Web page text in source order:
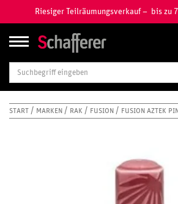
Riesiger Teilräumungsverkauf – bis zu
START MARKEN RAK FUSION FUSION AZTEK